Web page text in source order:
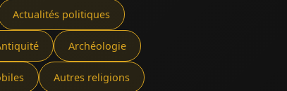
Actualités politiques
Archéologie
Autres religions